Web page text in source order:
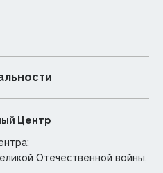
Центр
Отечественной войны,